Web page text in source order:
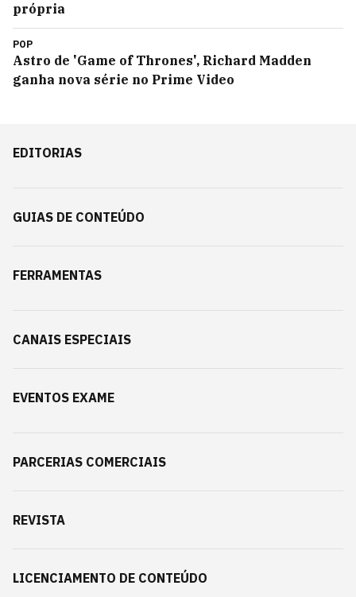
própria
POP
Astro de 'Game of Thrones', Richard Madden
ganha nova série no Prime Video
EDITORIAS
GUIAS DE CONTEÚDO
FERRAMENTAS
CANAIS ESPECIAIS
EVENTOS EXAME
PARCERIAS COMERCIAIS
REVISTA
LICENCIAMENTO DE CONTEÚDO